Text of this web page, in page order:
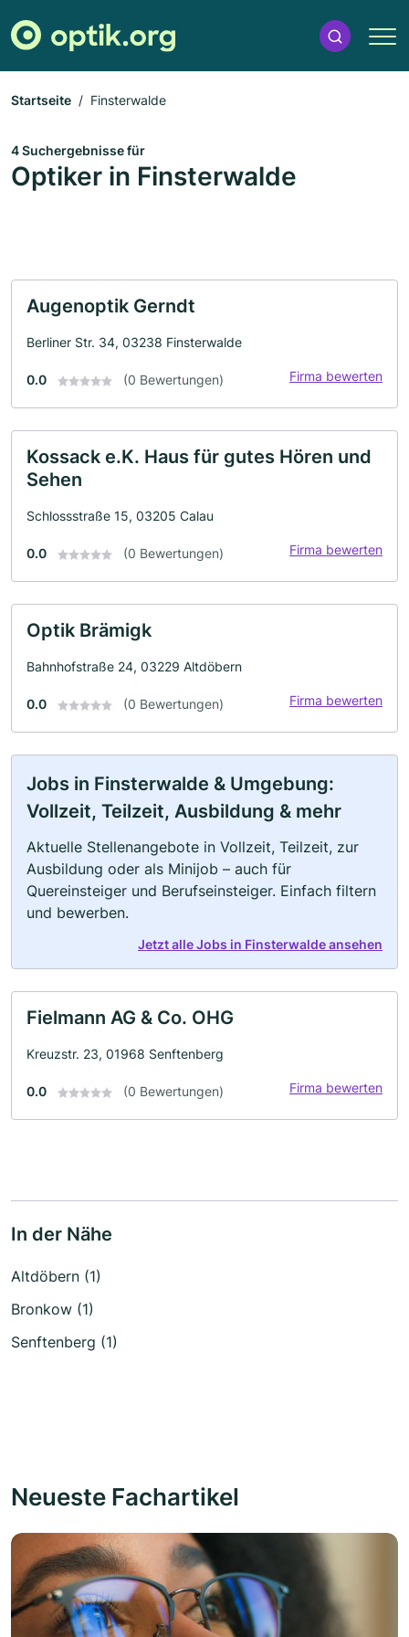
Startseite Finsterwalde
4 Suchergebnisse für
Optiker in Finsterwalde
Augenoptik Gerndt
Berliner Str. 34, 03238 Finsterwalde
0.0 (0 Bewertungen) Firma bewerten
Kossack e.K. Haus für gutes Hören und
Sehen
Schlossstraße 15, 03205 Calau
0.0 (0 Bewertungen) Firma bewerten
Optik Brämigk
Bahnhofstraße 24, 03229 Altdöbern
0.0 (0 Bewertungen) Firma bewerten
Jobs in Finsterwalde & Umgebung:
Vollzeit, Teilzeit, Ausbildung & mehr
Aktuelle Stellenangebote in Vollzeit, Teilzeit, zur
Ausbildung oder als Minijob – auch für
Quereinsteiger und Berufseinsteiger. Einfach filtern
und bewerben.
Jetzt alle Jobs in Finsterwalde ansehen
Fielmann AG & Co. OHG
Kreuzstr. 23, 01968 Senftenberg
0.0 (0 Bewertungen) Firma bewerten
In der Nähe
Altdöbern (1)
Bronkow (1)
Senftenberg (1)
Neueste Fachartikel